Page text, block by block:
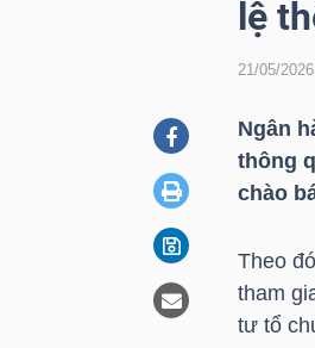
lệ
21/05/
Ngân
thông
chào
Theo
tham
tư tổ